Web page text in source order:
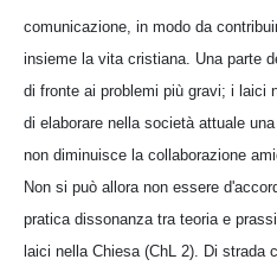
comunicazione, in modo da
insieme la vita cristiana. Una parte
di fronte ai problemi più gravi; i laici
di elaborare nella società attuale
non diminuisce la collaborazione
Non si può allora non essere
pratica dissonanza tra teoria e
laici nella Chiesa (ChL 2). Di strada